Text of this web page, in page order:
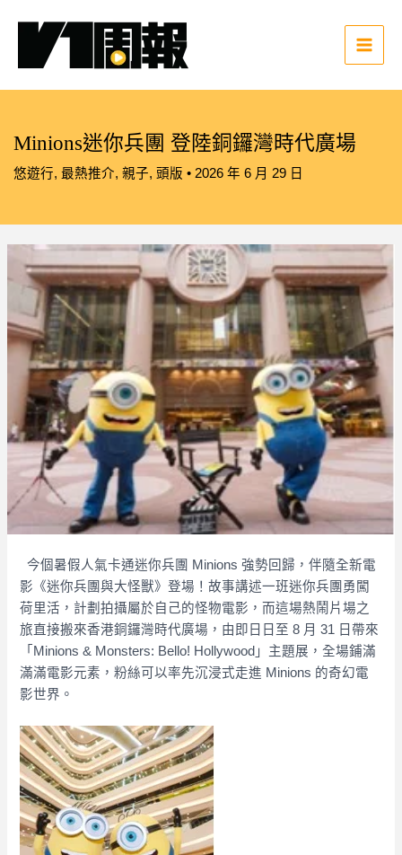
Main
Minions迷你兵團 登陸銅鑼灣時代廣場
悠遊行, 最熱推介, 親子, 頭版 • 2026 年 6 月 29 日
今個暑假人氣卡通迷你兵團 Minions 強勢回歸，伴隨全新電
影《迷你兵團與大怪獸》登場！故事講述一班迷你兵團勇闖
荷里活，計劃拍攝屬於自己的怪物電影，而這場熱鬧片場之
旅直接搬來香港銅鑼灣時代廣場，由即日日至 8 月 31 日帶來
「Minions & Monsters: Bello! Hollywood」主題展，全場鋪滿
滿滿電影元素，粉絲可以率先沉浸式走進 Minions 的奇幻電
影世界。